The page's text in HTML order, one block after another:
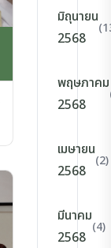
มิถุนายน
2568
พฤษภาคม
2568
เมษายน
2568
(2)
มีนาคม
2568
(4)